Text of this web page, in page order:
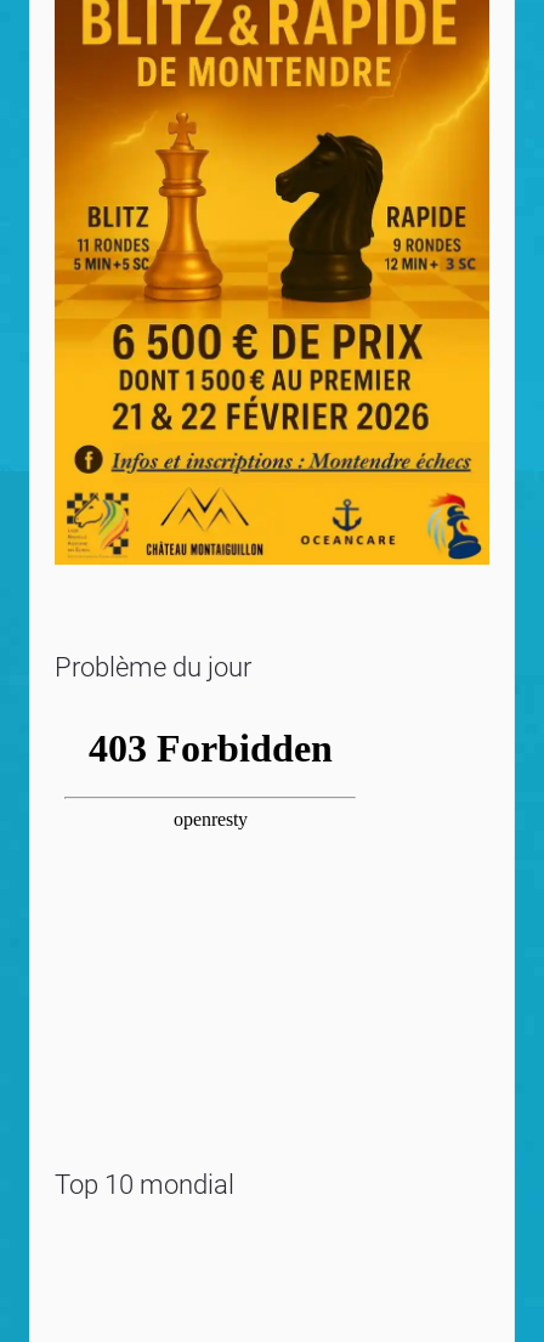
Problème du jour
Top 10 mondial